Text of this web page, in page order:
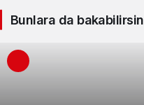
Bunlara da bakabilirsin